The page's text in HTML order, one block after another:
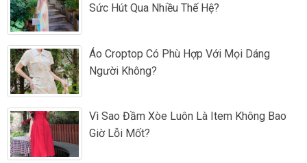
Sức Hút Qua Nhiều Thế Hệ?
Áo Croptop Có Phù Hợp Với Mọi Dáng
Người Không?
Vì Sao Đầm Xòe Luôn Là Item Không Bao
Giờ Lỗi Mốt?